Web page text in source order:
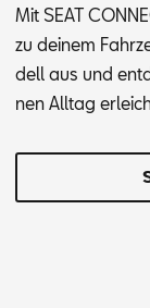
Mit SEAT
zu dei­nem
dell aus und
nen All­tag